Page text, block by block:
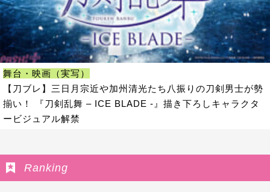
舞台・映画（実写）
【刀ブレ】三日月宗近や加州清光たち八振りの刀剣男士が勢
揃い！ 『刀剣乱舞 – ICE BLADE -』描き下ろしキャラクタ
ービジュアル解禁
Ranking